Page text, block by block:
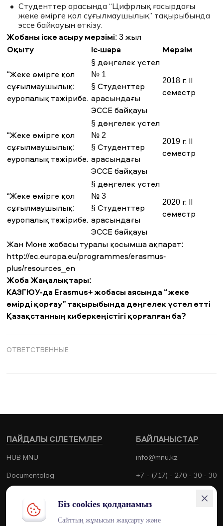
Студенттер арасында “Цифрлық ғасырдағы
жеке өмірге қол сұғылмаушылық” тақырыбында
эссе байқауын өткізу.
Жобаны іске асыру мерзімі: 3 жыл
Оқыту
Іс-шара Мерзім
“Жеке өмірге қол
сұғылмаушылық:
еуропалық тәжірибе.
§ дөңгелек үстел
№ 1
§ Студенттер
арасындағы
ЭССЕ байқауы
2018 г. II
семестр
“Жеке өмірге қол
сұғылмаушылық:
еуропалық тәжірибе.
§ дөңгелек үстел
№ 2
§ Студенттер
арасындағы
ЭССЕ байқауы
2019 г. II
семестр
“Жеке өмірге қол
сұғылмаушылық:
еуропалық тәжірибе.
§ дөңгелек үстел
№ 3
§ Студенттер
арасындағы
ЭССЕ байқауы
2020 г. II
семестр
Жан Моне жобасы туралы қосымша ақпарат:
http://ec.europa.eu/programmes/erasmus-
plus/resources_en
Жоба Жаңалықтары:
КАЗГЮУ-да Erasmus+ жобасы аясында “жеке
өмірді қорғау” тақырыбында дөңгелек үстел өтті
Қазақстанның киберкеңістігі қорғалған ба?
ОТВЕТСТВЕННЫЕ
БАЙЛАНЫСТАР
info@mnu.kz
+7 - (717) - 270 - 30 - 30
+7 - (700) - 170 - 30 - 30
ПАЙДАЛЫ СІЛЕТЕМЛЕР
HUB MNU
Documentolog
Canvas
Platonus
Біз cookies қолданамыз
Сайттың жұмысын жақсарту және